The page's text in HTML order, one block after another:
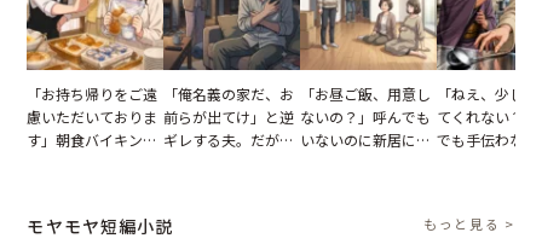
「お持ち帰りをご遠
慮いただいておりま
す」朝食バイキング
が一変
「俺名義の家だ、お
前らが出てけ」と逆
ギレする夫。だが、
「お昼ご飯、用意し
ないの？」呼んでも
いないのに新居にあ
「ねえ、少し
てくれない？
でも手伝わな
モヤモヤ短編小説 もっと見る >